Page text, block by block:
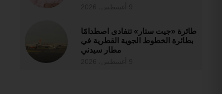
طائرة «جيت ستار» تتفادى اصطدامًا
بطائرة الخطوط الجوية القطرية في
مطار سيدني